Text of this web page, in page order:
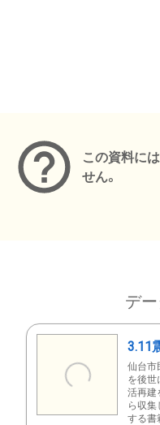
この資料に
せん。
デ
3.11
仙台市
を後世
活再建
ら収集
する書